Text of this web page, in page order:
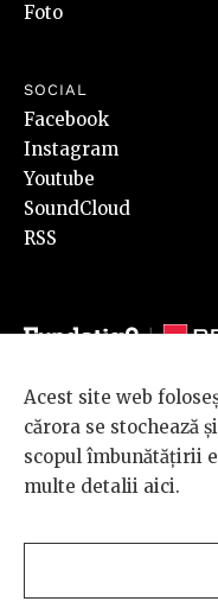
Foto
SOCIAL
Facebook
Instagram
Youtube
SoundCloud
RSS
© 2026 BRD Groupe
Scena 9 este un proiect
GÉNÉRALE
Acest site web
cărora se stochează
scopul îmbunătățirii
multe detalii aici.